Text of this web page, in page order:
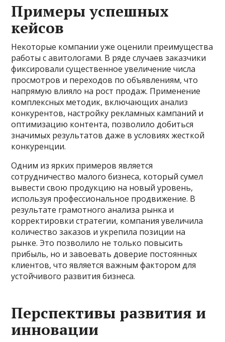
Примеры успешных
кейсов
Некоторые компании уже оценили преимущества
работы с авитологами. В ряде случаев заказчики
фиксировали существенное увеличение числа
просмотров и переходов по объявлениям, что
напрямую влияло на рост продаж. Применение
комплексных методик, включающих анализ
конкурентов, настройку рекламных кампаний и
оптимизацию контента, позволило добиться
значимых результатов даже в условиях жесткой
конкуренции.
Одним из ярких примеров является
сотрудничество малого бизнеса, который сумел
вывести свою продукцию на новый уровень,
используя профессиональное продвижение. В
результате грамотного анализа рынка и
корректировки стратегии, компания увеличила
количество заказов и укрепила позиции на
рынке. Это позволило не только повысить
прибыль, но и завоевать доверие постоянных
клиентов, что является важным фактором для
устойчивого развития бизнеса.
Перспективы развития и
инновации